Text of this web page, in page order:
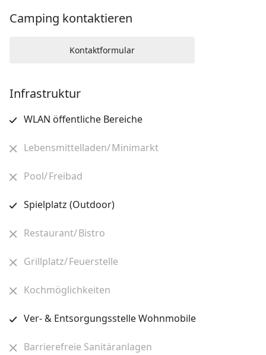
Camping kontaktieren
Kontaktformular
Infrastruktur
WLAN öffentliche Bereiche
Lebensmittelladen/ Minimarkt
Pool/ Freibad
Spielplatz (Outdoor)
Restaurant/ Bistro
Grillplatz/ Feuerstelle
Kochmöglichkeiten
Ver- & Entsorgungsstelle Wohnmobile
Barrierefreie Sanitäranlagen